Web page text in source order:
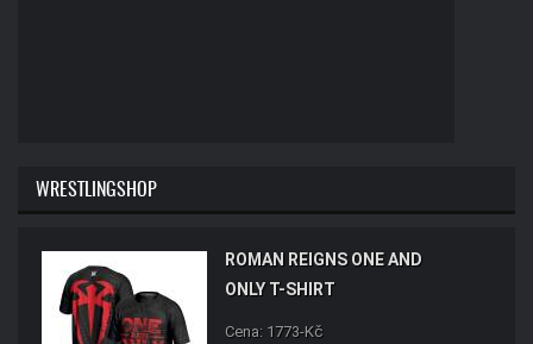
WRESTLINGSHOP
ROMAN REIGNS ONE AND
ONLY T-SHIRT
Cena: 1773-Kč